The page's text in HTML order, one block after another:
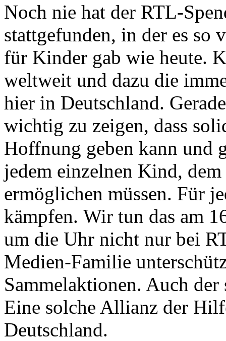
Noch nie hat der RTL-
stattgefunden, in der es so
für Kinder gab wie heute.
weltweit und dazu die
hier in Deutschland.
wichtig zu zeigen, dass
Hoffnung geben kann und
jedem einzelnen Kind,
ermöglichen müssen. Für
kämpfen. Wir tun das am
um die Uhr nicht nur bei
Medien-Familie
Sammelaktionen. Auch
Eine solche Allianz der
Deutschland.